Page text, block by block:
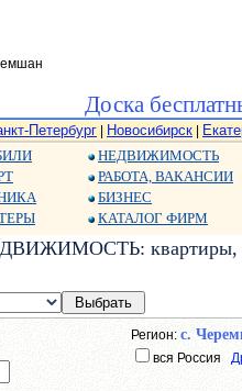
Доска
Петербург Новосибирск
НЕДВИЖИМОСТЬ
РАБОТА, ВАКАНСИИ
БИЗНЕС
КАТАЛОГ ФИРМ
квартиры,
Регион: с.
вся Россия